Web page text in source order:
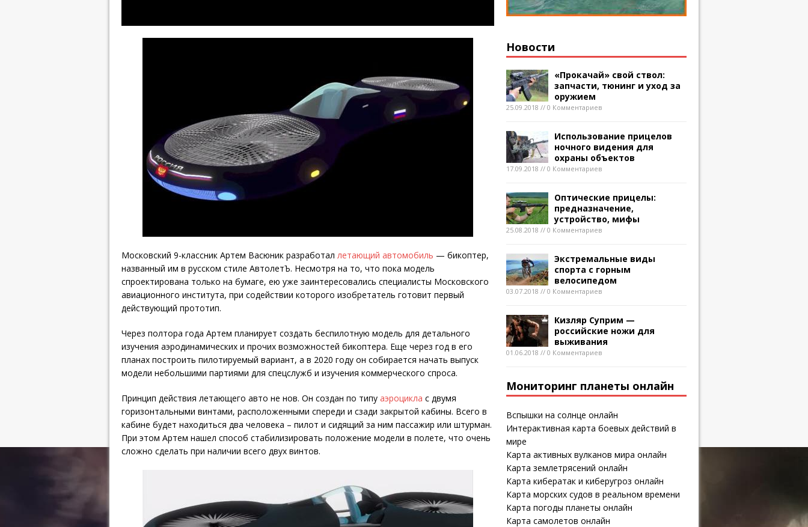
Московский 9-классник Артем Васюник разработал летающий автомобиль — бикоптер,
названный им в русском стиле АвтолетЪ. Несмотря на то, что пока модель
спроектирована только на бумаге, ею уже заинтересовались специалисты Московского
авиационного института, при содействии которого изобретатель готовит первый
действующий прототип.
Через полтора года Артем планирует создать беспилотную модель для детального
изучения аэродинамических и прочих возможностей бикоптера. Еще через год в его
планах построить пилотируемый вариант, а в 2020 году он собирается начать выпуск
модели небольшими партиями для спецслужб и изучения коммерческого спроса.
Принцип действия летающего авто не нов. Он создан по типу аэроцикла с двумя
горизонтальными винтами, расположенными спереди и сзади закрытой кабины. Всего в
кабине будет находиться два человека – пилот и сидящий за ним пассажир или штурман.
При этом Артем нашел способ стабилизировать положение модели в полете, что очень
сложно сделать при наличии всего двух винтов.
Новости
«Прокачай» свой ствол:
запчасти, тюнинг и уход за
оружием
25.09.2018 // 0 Комментариев
Использование прицелов
ночного видения для
охраны объектов
17.09.2018 // 0 Комментариев
Оптические прицелы:
предназначение,
устройство, мифы
25.08.2018 // 0 Комментариев
Экстремальные виды
спорта с горным
велосипедом
03.07.2018 // 0 Комментариев
Кизляр Суприм —
российские ножи для
выживания
01.06.2018 // 0 Комментариев
Мониторинг планеты онлайн
Вспышки на солнце онлайн
Интерактивная карта боевых действий в
мире
Карта активных вулканов мира онлайн
Карта землетрясений онлайн
Карта кибератак и киберугроз онлайн
Карта морских судов в реальном времени
Карта погоды планеты онлайн
Карта самолетов онлайн